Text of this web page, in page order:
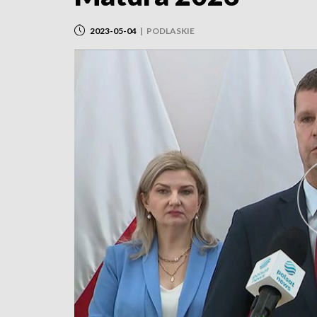
2023-05-04 | PODLASKIE